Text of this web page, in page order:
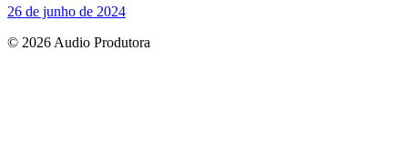
26 de junho de 2024
© 2026 Audio Produtora